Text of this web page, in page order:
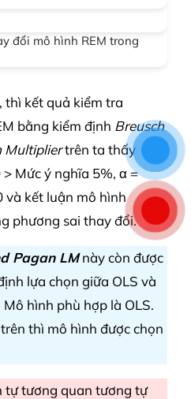
đổi mô hình REM trong
thì kết quả kiểm tra
bằng kiểm định Breusch
Multipliertrên ta thấy
Mức ý nghĩa 5%, α =
và kết luận mô hình
phương sai thay đổi.
Pagan LMnày còn được
lựa chọn giữa OLS và
hình phù hợp là OLS.
thì mô hình được chọn
tự tương quan tương tự